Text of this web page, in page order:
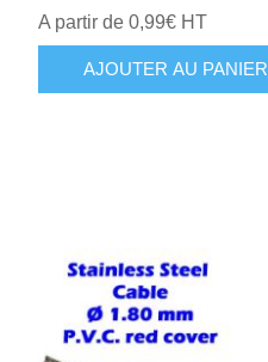
A partir de 0,99€ HT
AJOUTER AU PANIER